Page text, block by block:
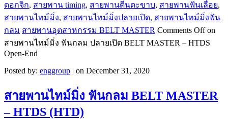
ดอกจิก, สายพาน timing, สายพานตีนตะขาบ, สายพานฟันเลื่อย,
สายพานไทม์มิ่ง, สายพานไทม์มิ่งปลายเปิด, สายพานไทม์มิ่งฟัน
กลม สายพานอุตสาหกรรม BELT MASTER Comments Offon
สายพานไทม์มิ่ง ฟันกลม ปลายเปิด BELT MASTER – HTDS
Open-End
Posted by: enggroup | on December 31, 2020
สายพานไทม์มิ่ง ฟันกลม BELT MASTER
– HTDS (HTD)